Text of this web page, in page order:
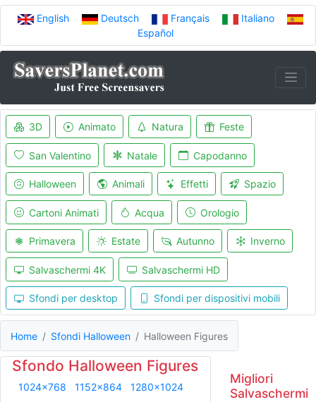
English Deutsch Français
Italiano
Español
3D Animato Natura Feste
San Valentino Natale Capodanno
Halloween Animali Effetti Spazio
Cartoni Animati Acqua Orologio
Primavera Estate Autunno Inverno
Salvaschermi 4K Salvaschermi HD
Sfondi per desktop Sfondi per dispositivi mobili
Home Sfondi Halloween Halloween Figures
Sfondo Halloween Figures
1024x768 1152x864 1280x1024
Migliori
Salvaschermi